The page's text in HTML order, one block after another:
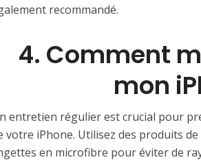
recommandé.
⁤4. Comment
mon
entretien régulier est crucial pour
votre iPhone. Utilisez des produits
en microfibre pour éviter de